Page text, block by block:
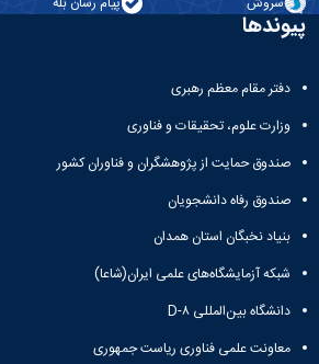
پیوندها
دفتر مقام معظم رهبری
وزارت علوم، تحقیقات و فناوری
صندوق حمایت از پژوهشگران و فناوران کشور
صندوق رفاه دانشجویان
بنیاد نخبگان استان همدان
شبکه آزمایشگاه‌های علمی ایران(شاعا)
دانشگاه بین‌المللی D-۸
معاونت علمی فناوری ریاست جمهوری